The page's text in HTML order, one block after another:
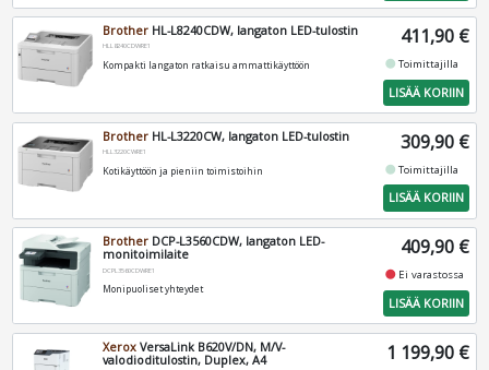
Brother HL-L8240CDW, langaton LED-tulostin
HLL8240CDWRE1
Kompakti langaton ratkaisu ammattikäyttöön
411,90 €
fiber_manual_recordToimittajilla
LISÄÄ KORIIN
Brother HL-L3220CW, langaton LED-tulostin
HLL3220CWRE1
Kotikäyttöön ja pieniin toimistoihin
309,90 €
fiber_manual_recordToimittajilla
LISÄÄ KORIIN
Brother DCP-L3560CDW, langaton LED-
monitoimilaite
DCPL3560CDWRE1
Monipuoliset yhteydet
409,90 €
fiber_manual_record Ei varastossa
LISÄÄ KORIIN
Xerox VersaLink B620V/DN, M/V-
valodioditulostin, Duplex, A4
1 199,90 €